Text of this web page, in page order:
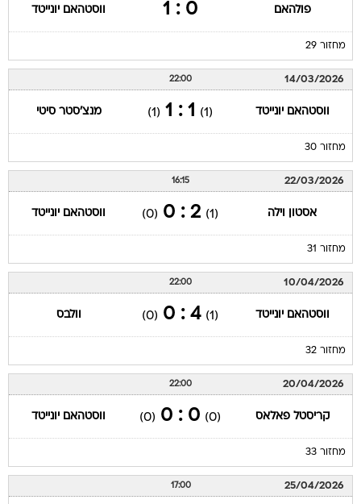
פולהאם 0 : 1 ווסטהאם יונייטד
מחזור 29
14/03/2026
22:00
ווסטהאם יונייטד (1)
1 : 1
(1) מנצ'סטר סיטי
מחזור 30
22/03/2026
16:15
אסטון וילה (1)
2 : 0
(0) ווסטהאם יונייטד
מחזור 31
10/04/2026
22:00
ווסטהאם יונייטד (1)
4 : 0
(0) וולבס
מחזור 32
20/04/2026
22:00
קריסטל פאלאס (0)
0 : 0
(0) ווסטהאם יונייטד
מחזור 33
25/04/2026
17:00